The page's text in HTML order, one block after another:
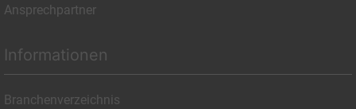
Ansprechpartner
Informationen
Branchenverzeichnis